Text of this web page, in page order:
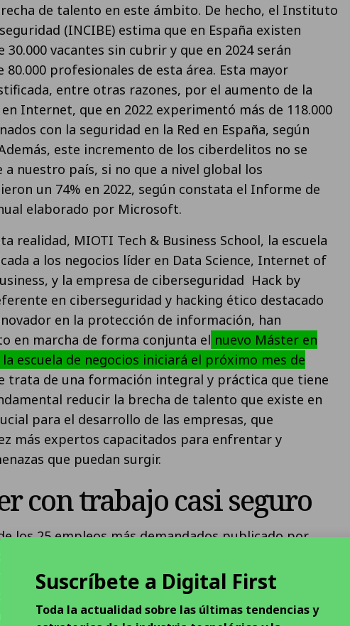
de talento en este ámbito. De hecho, el Instituto
(INCIBE) estima que en España existen
vacantes sin cubrir y que en 2024 serán
80.000 profesionales de esta área. Esta mayor
entre otras razones, por el aumento de la
Internet, que en 2022 experimentó más de 118.000
con la seguridad en la Red en España, según
este incremento de los ciberdelitos no se
nuestro país, si no que a nivel global los
un 74% en 2022, según constata el Informe de
elaborado por Microsoft.
realidad, MIOTI Tech & Business School, la escuela
a los negocios líder en Data Science, Internet of
y la empresa de ciberseguridad Hack by
en ciberseguridad y hacking ético destacado
en la protección de información, han
en marcha de forma conjunta el nuevo Máster en
escuela de negocios iniciará el próximo mes de
trata de una formación integral y práctica que tiene
reducir la brecha de talento que existe en
para el desarrollo de las empresas, que
más expertos capacitados para enfrentar y
que puedan surgir.
con trabajo casi seguro
los 25 empleos más demandados publicado por
de 2023 situaba al analista de ciberseguridad
con mayor demanda en España, ya que este
las tasas de paro más bajas. Además, el ratio de
realizar un máster con MIOTI se sitúa en el 100% en
Suscríbete a Digital First
Toda la actualidad sobre las últimas tendencias y